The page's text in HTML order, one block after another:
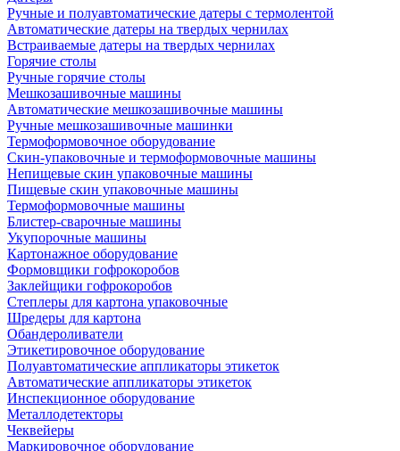
Ручные и полуавтоматические датеры с термолентой
Автоматические датеры на твердых чернилах
Встраиваемые датеры на твердых чернилах
Горячие столы
Ручные горячие столы
Мешкозашивочные машины
Автоматические мешкозашивочные машины
Ручные мешкозашивочные машинки
Термоформовочное оборудование
Скин-упаковочные и термоформовочные машины
Непищевые скин упаковочные машины
Пищевые скин упаковочные машины
Термоформовочные машины
Блистер-сварочные машины
Укупорочные машины
Картонажное оборудование
Формовщики гофрокоробов
Заклейщики гофрокоробов
Степлеры для картона упаковочные
Шредеры для картона
Обандероливатели
Этикетировочное оборудование
Полуавтоматические аппликаторы этикеток
Автоматические аппликаторы этикеток
Инспекционное оборудование
Металлодетекторы
Чеквейеры
Маркировочное оборудование